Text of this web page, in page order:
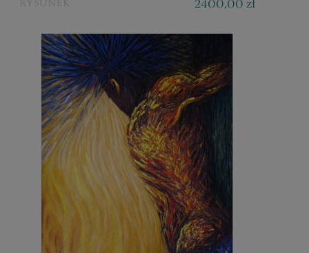
RYSUNEK 2400,00 zł